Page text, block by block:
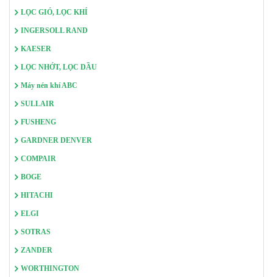
LỌC GIÓ, LỌC KHÍ
INGERSOLL RAND
KAESER
LỌC NHỚT, LỌC DẦU
Máy nén khí ABC
SULLAIR
FUSHENG
GARDNER DENVER
COMPAIR
BOGE
HITACHI
ELGI
SOTRAS
ZANDER
WORTHINGTON